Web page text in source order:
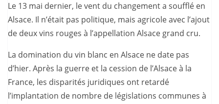
Le 13 mai dernier, le vent du changement a soufflé en
Alsace. Il n’était pas politique, mais agricole avec l’ajout
de deux vins rouges à l’appellation Alsace grand cru.
La domination du vin blanc en Alsace ne date pas
d’hier. Après la guerre et la cession de l’Alsace à la
France, les disparités juridiques ont retardé
l’implantation de nombre de législations communes à